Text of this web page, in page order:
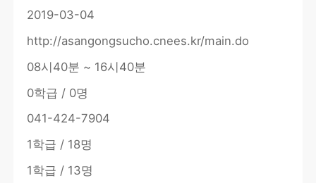
2019-03-04
http://asangongsucho.cnees.kr/main.do
08시40분 ~ 16시40분
0학급 / 0명
041-424-7904
1학급 / 18명
1학급 / 13명